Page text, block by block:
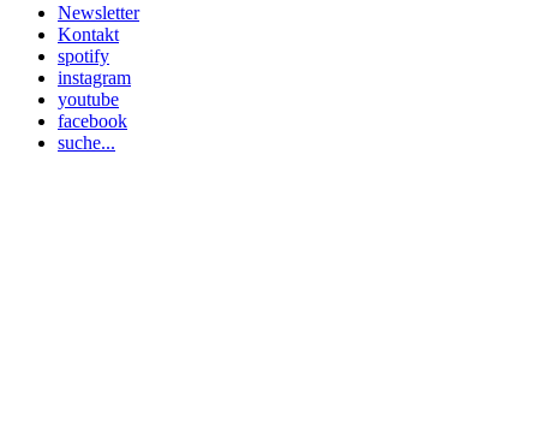
Newsletter
Kontakt
spotify
instagram
youtube
facebook
suche...